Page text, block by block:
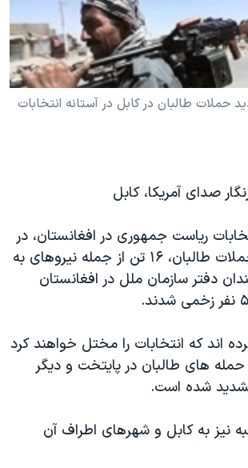
آمریکا ۲۰۲۴
به اسرائیل
دادخواهی
کادر رهبری ایران
جایزه نوبل صلح
طالبان در کابل در آستانه انتخابات
صدای آمریکا، کابل
ریاست جمهوری در افغانستان، در
جدیدترین موج حملات طالبان، ۱۶ تن از جمله نیروهای به
دفتر سازمان ملل در افغانستان
اند که انتخابات را مختل خواهند کرد
های طالبان در پایتخت و دیگر
شده است.
نیز به کابل و شهرهای اطراف آن